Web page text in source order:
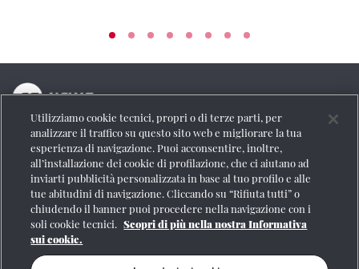
La testata online del Gruppo FS Italiane
Social
Se vuoi contattarci o avere altre informazioni
Utilizziamo cookie tecnici, propri o di terze parti, per
analizzare il traffico su questo sito web e migliorare la tua
esperienza di navigazione. Puoi acconsentire, inoltre,
all’installazione dei cookie di profilazione, che ci aiutano ad
inviarti pubblicità personalizzata in base al tuo profilo e alle
tue abitudini di navigazione. Cliccando su “Rifiuta tutti” o
chiudendo il banner puoi procedere nella navigazione con i
soli cookie tecnici. Scopri di più nella nostra Informativa
sui cookie.